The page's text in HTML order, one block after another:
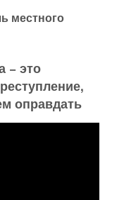
местного
− это
оправдать